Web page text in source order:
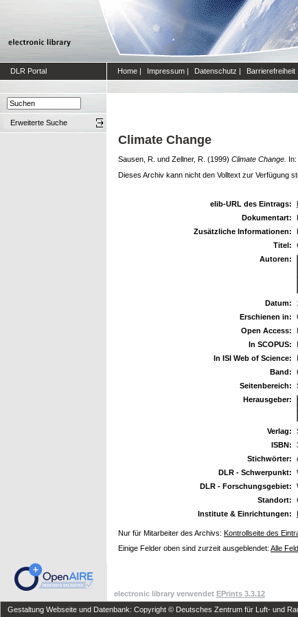
DLR Portal Home | Impressum | Datenschutz | Barrierefreiheit
Erweiterte Suche
Climate Change
Sausen, R. und Zellner, R. (1999) Climate Change.
Dieses Archiv kann nicht den Volltext zur Verfügung
elib-URL des Eintrags:
Dokumentart:
Zusätzliche Informationen:
Titel:
Autoren:
Datum:
Erschienen in:
Open Access:
In SCOPUS:
In ISI Web of Science:
Band:
Seitenbereich:
Herausgeber:
Verlag:
ISBN:
Stichwörter:
DLR - Schwerpunkt:
DLR - Forschungsgebiet:
Standort:
Institute & Einrichtungen:
Nur für Mitarbeiter des Archivs: Kontrollseite des
Einige Felder oben sind zurzeit ausgeblendet: Alle
electronic library verwendet EPrints 3.3.12
Gestaltung Webseite und Datenbank: Copyright © Deutsches Zentrum für Luft- und